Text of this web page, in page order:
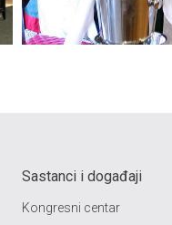
Sastanci i događaji
Kongresni centar